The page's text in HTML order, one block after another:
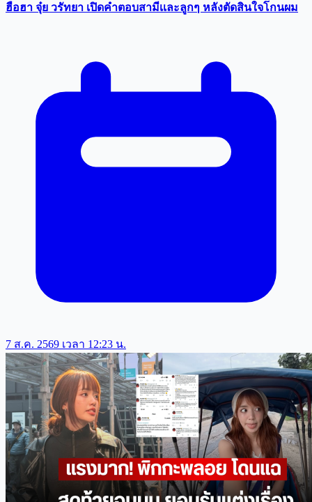
ฮือฮา จุ๋ย วรัทยา เปิดคำตอบสามีเเละลูกๆ หลังตัดสินใจโกนผม
7 ส.ค. 2569 เวลา 12:23 น.